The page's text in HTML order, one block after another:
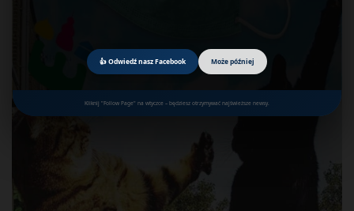
👍 Odwiedź nasz Facebook Może później
Kliknij "Follow Page" na wtyczce – będziesz otrzymywać najświeższe newsy.